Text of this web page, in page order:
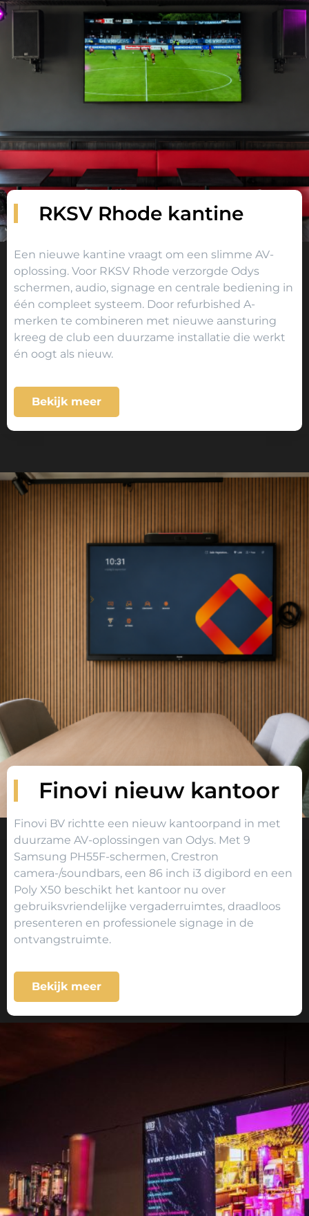
RKSV Rhode kantine
Een nieuwe kantine vraagt om een slimme AV-
oplossing. Voor RKSV Rhode verzorgde Odys
schermen, audio, signage en centrale bediening in
één compleet systeem. Door refurbished A-
merken te combineren met nieuwe aansturing
kreeg de club een duurzame installatie die werkt
én oogt als nieuw.
Bekijk meer
Finovi nieuw kantoor
Finovi BV richtte een nieuw kantoorpand in met
duurzame AV-oplossingen van Odys. Met 9
Samsung PH55F-schermen, Crestron
camera-/soundbars, een 86 inch i3 digibord en een
Poly X50 beschikt het kantoor nu over
gebruiksvriendelijke vergaderruimtes, draadloos
presenteren en professionele signage in de
ontvangstruimte.
Bekijk meer